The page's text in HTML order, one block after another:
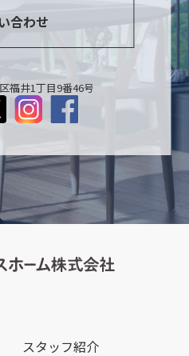
合わせ
福井1丁目9番46号
スタッフ紹介